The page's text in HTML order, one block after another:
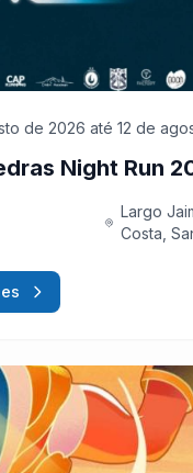
de 2026 até 12 de
Night Run
Largo
Costa,